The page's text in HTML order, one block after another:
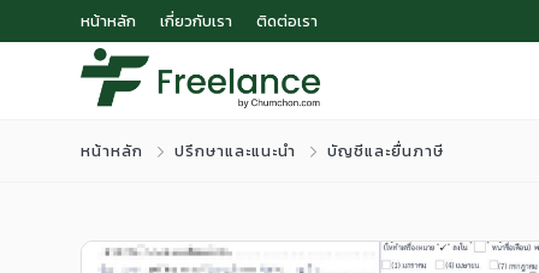
หน้าหลัก เกี่ยวกับเรา ติดต่อเรา
หน้าหลัก ปรึกษาและแนะนำ บัญชีและยื่นภาษี